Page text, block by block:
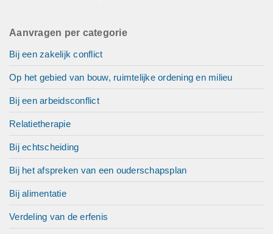
Aanvragen per categorie
Bij een zakelijk conflict
Op het gebied van bouw, ruimtelijke ordening en milieu
Bij een arbeidsconflict
Relatietherapie
Bij echtscheiding
Bij het afspreken van een ouderschapsplan
Bij alimentatie
Verdeling van de erfenis